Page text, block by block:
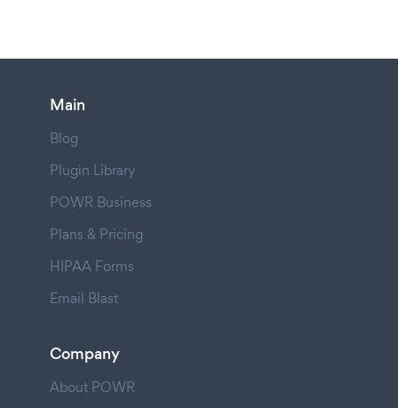
Main
Blog
Plugin Library
POWR Business
Plans & Pricing
HIPAA Forms
Email Blast
Company
About POWR